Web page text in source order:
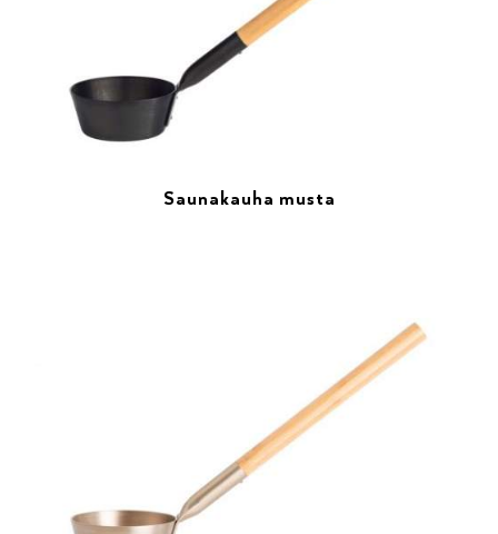
Saunakauha musta